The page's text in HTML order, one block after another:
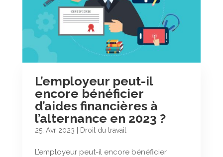
L’employeur peut-il
encore bénéficier
d’aides financières à
l’alternance en 2023 ?
25, Avr 2023 Droit du travail
L’employeur peut-il encore bénéficier